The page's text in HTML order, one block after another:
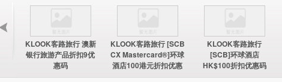
KLOOK客路旅行 澳新
银行旅游产品折扣9优
惠码
KLOOK客路旅行 [SCB
CX Mastercard®]环球
酒店100港元折扣优惠
码
KLOOK客路旅行
[SCB]环球酒店
HK$100折扣优惠码